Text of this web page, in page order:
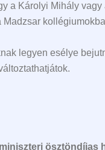
a Károlyi Mihály
Madzsar
legyen esélye
miniszteri ösztöndíjas